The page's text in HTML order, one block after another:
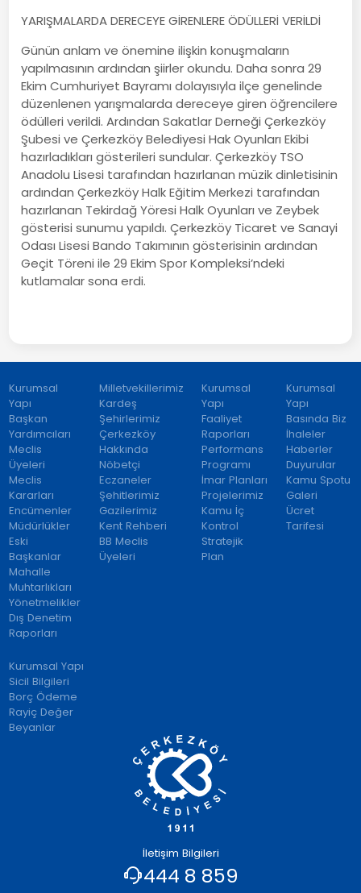
YARIŞMALARDA DERECEYE GİRENLERE ÖDÜLLERİ VERİLDİ
Günün anlam ve önemine ilişkin konuşmaların
yapılmasının ardından şiirler okundu. Daha sonra 29
Ekim Cumhuriyet Bayramı dolayısıyla ilçe genelinde
düzenlenen yarışmalarda dereceye giren öğrencilere
ödülleri verildi. Ardından Sakatlar Derneği Çerkezköy
Şubesi ve Çerkezköy Belediyesi Hak Oyunları Ekibi
hazırladıkları gösterileri sundular. Çerkezköy TSO
Anadolu Lisesi tarafından hazırlanan müzik dinletisinin
ardından Çerkezköy Halk Eğitim Merkezi tarafından
hazırlanan Tekirdağ Yöresi Halk Oyunları ve Zeybek
gösterisi sunumu yapıldı. Çerkezköy Ticaret ve Sanayi
Odası Lisesi Bando Takımının gösterisinin ardından
Geçit Töreni ile 29 Ekim Spor Kompleksi’ndeki
kutlamalar sona erdi.
Kurumsal
Yapı
Başkan
Yardımcıları
Meclis
Üyeleri
Meclis
Kararları
Encümenler
Müdürlükler
Eski
Başkanlar
Mahalle
Muhtarlıkları
Yönetmelikler
Dış Denetim
Raporları
Milletvekillerimiz
Kardeş
Şehirlerimiz
Çerkezköy
Hakkında
Nöbetçi
Eczaneler
Şehitlerimiz
Gazilerimiz
Kent Rehberi
BB Meclis
Üyeleri
Kurumsal
Yapı
Faaliyet
Raporları
Performans
Programı
İmar Planları
Projelerimiz
Kamu İç
Kontrol
Stratejik
Plan
Kurumsal
Yapı
Basında Biz
İhaleler
Haberler
Duyurular
Kamu Spotu
Galeri
Ücret
Tarifesi
Kurumsal Yapı
Sicil Bilgileri
Borç Ödeme
Rayiç Değer
Beyanlar
İletişim Bilgileri
444 8 859